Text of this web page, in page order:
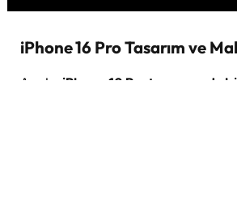
iPhone 16 Pro Tasarım ve
Apple, iPhone 16 Pro tasarımında